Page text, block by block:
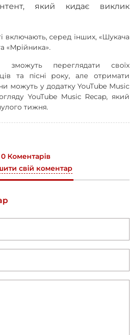
який кидає виклик
включають, серед інших, «Шукача
«Мрійника».
зможуть переглядати своїх
та пісні року, але отримати
можуть у додатку YouTube Music
YouTube Music Recap, який
тижня.
0 Коментарів
свій коментар